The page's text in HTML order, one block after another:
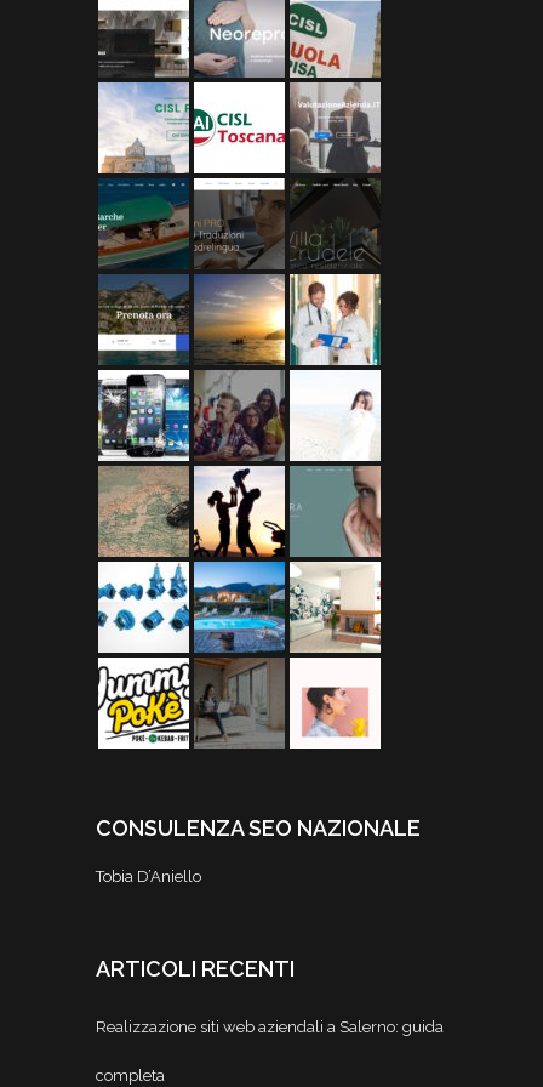
CONSULENZA SEO NAZIONALE
Tobia D’Aniello
ARTICOLI RECENTI
Realizzazione siti web aziendali a Salerno: guida
completa